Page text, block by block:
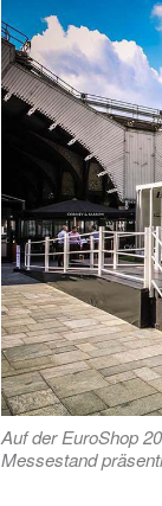
Auf der EuroShop
Messestand